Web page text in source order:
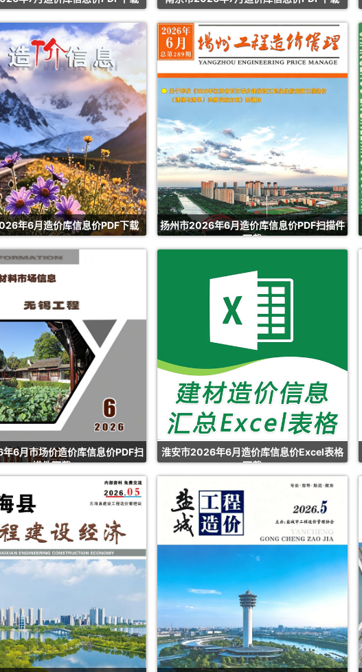
年6月造价库信息价PDF下载
扬州市2026年6月造价库信息价PDF扫描件
下载
6月市场价造价库信息价PDF扫
描件下载
淮安市2026年6月造价库信息价Excel表格
下载